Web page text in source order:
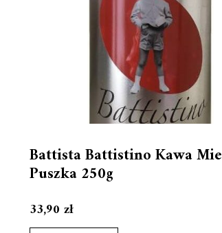
Battista Battistino Kawa
Puszka 250g
33,90 zł